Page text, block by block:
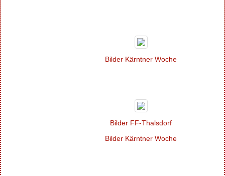
Bilder Kärntner Woche
Bilder FF-Thalsdorf
Bilder Kärntner Woche